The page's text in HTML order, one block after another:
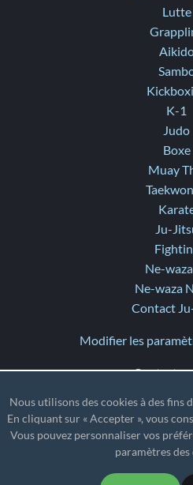
Nous utilisons des cookies à des fins
En cliquant sur « Accepter », vous
Vous pouvez personnaliser vos
paramètres des
Lutte
K-1
Judo
Boxe
Muay
Ju-
Ne-
Ne-waza
Contact
Modifier les
Notes de
TZ : UTC